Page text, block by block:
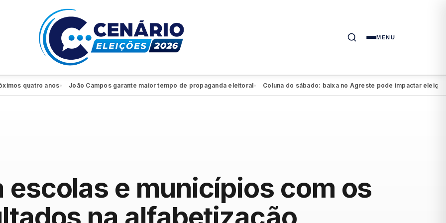
MENU
quatro anos● João Campos garante maior tempo de propaganda eleitoral● Coluna do sábado: baixa no Agreste pode impactar eleição de
escolas e municípios com os